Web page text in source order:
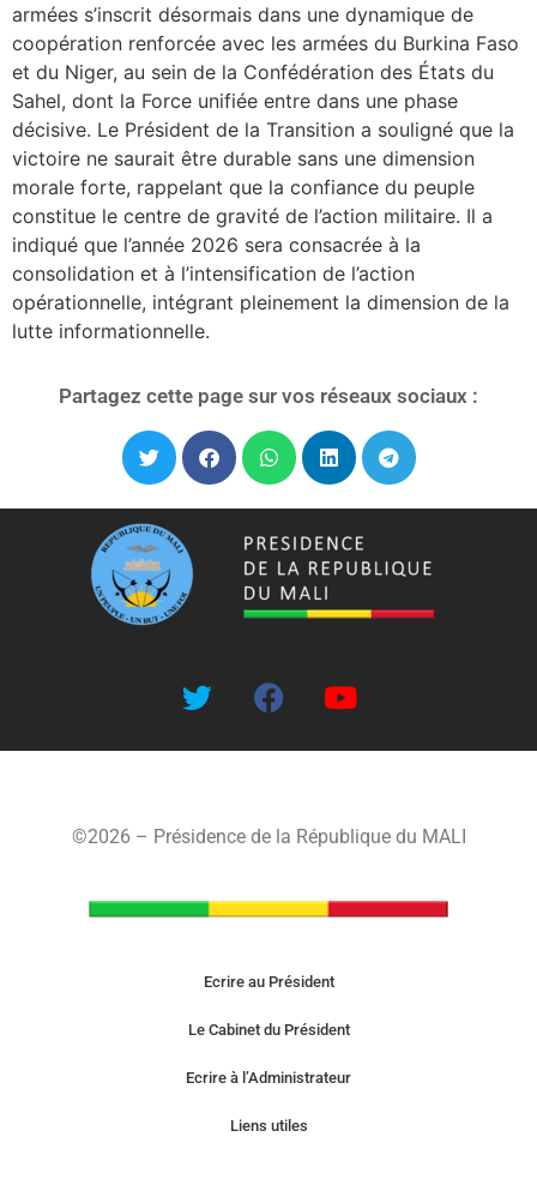
armées s’inscrit désormais dans une dynamique de
coopération renforcée avec les armées du Burkina Faso
et du Niger, au sein de la Confédération des États du
Sahel, dont la Force unifiée entre dans une phase
décisive. Le Président de la Transition a souligné que la
victoire ne saurait être durable sans une dimension
morale forte, rappelant que la confiance du peuple
constitue le centre de gravité de l’action militaire. Il a
indiqué que l’année 2026 sera consacrée à la
consolidation et à l’intensification de l’action
opérationnelle, intégrant pleinement la dimension de la
lutte informationnelle.
Partagez cette page sur vos réseaux sociaux :
©2026 – Présidence de la République du MALI
Ecrire au Président
Le Cabinet du Président
Ecrire à l’Administrateur
Liens utiles